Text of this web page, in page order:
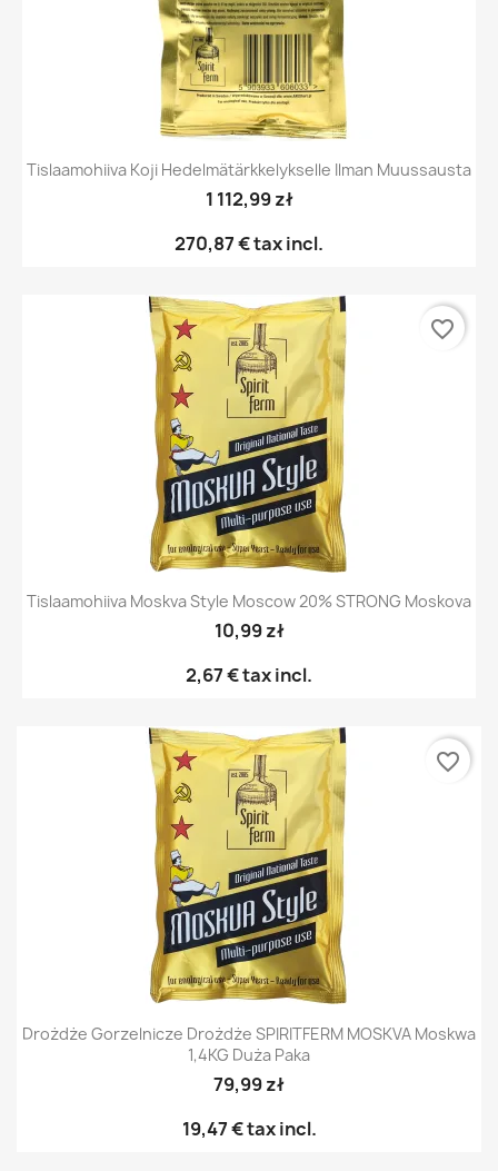
Tislaamohiiva Koji Hedelmätärkkelykselle Ilman Muussausta
1 112,99 zł
270,87 €tax incl.
Tislaamohiiva Moskva Style Moscow 20% STRONG Moskova
10,99 zł
2,67 €tax incl.
favorite_border
Drożdże Gorzelnicze Drożdże SPIRITFERM MOSKVA Moskwa
1,4KG Duża Paka
79,99 zł
19,47 €tax incl.
favorite_border